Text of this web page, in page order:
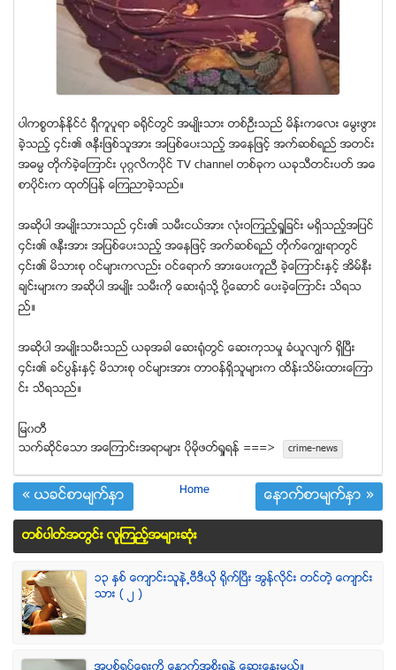
ပါကစၥတန္ႏုိင္ငံ ရွီကူပူရာ ခ႐ိုင္တြင္ အမ်ဳိးသား တစ္ဦးသည္ မိန္းကေလး ေမြးဖြား
ခဲ့သည့္ ၄င္း၏ ဇနီးျဖစ္သူအား အျပစ္ေပးသည့္ အေနျဖင့္ အက္ဆစ္ရည္ အတင္း
အဓမၼ တုိက္ခဲ့ေၾကာင္း ပုဂၢလိကပုိင္ TV channel တစ္ခုက ယခုသီတင္းပတ္ အေ
စာပိုင္းက ထုတ္ျပန္ ေၾကညာခဲ့သည္။
အဆုိပါ အမ်ဳိးသားသည္ ၄င္း၏ သမီးငယ္အား လံုးဝၾကည့္႐ႈျခင္း မရွိသည့္အျပင္
၄င္း၏ ဇနီးအား အျပစ္ေပးသည့္ အေနျဖင့္ အက္ဆစ္ရည္ တုိက္ေကြၽးရာတြင္
၄င္း၏ မိသားစု ဝင္မ်ားကလည္း ဝင္ေရာက္ အားေပးကူညီ ခဲ့ေၾကာင္းႏွင့္ အိမ္နီး
ခ်င္းမ်ားက အဆုိပါ အမ်ဳိး သမီးကုိ ေဆး႐ံုသုိ႔ ပုိ႔ေဆာင္ ေပးခဲ့ေၾကာင္း သိရသ
ည္။
အဆုိပါ အမ်ဳိးသမီးသည္ ယခုအခါ ေဆး႐ံုတြင္ ေဆးကုသမႈ ခံယူလ်က္ ရွိၿပီး
၄င္း၏ ခင္ပြန္းႏွင့္ မိသားစု ဝင္မ်ားအား တာဝန္ရွိသူမ်ားက ထိန္းသိမ္းထားေၾကာ
င္း သိရသည္။
ျမ၀တီ
သက္ဆုိင္ေသာ အေၾကာင္းအရာမ်ား ပုိမုိဖတ္ရႈရန္ ===>
crime-news
« ယခင္စာမ်က္ႏွာ Home ေနာက္စာမ်က္ႏွာ »
တစ္ပါတ္အတြင္း လူၾကည့္အမ်ားဆံုး
၁၃ ႏွစ္ ေက်ာင္းသူနဲ႕ဗီဒီယို ရိုက္ျပီး အြန္လိုင္း တင္တဲ့ ေက်ာင္း
သား ( ၂ )